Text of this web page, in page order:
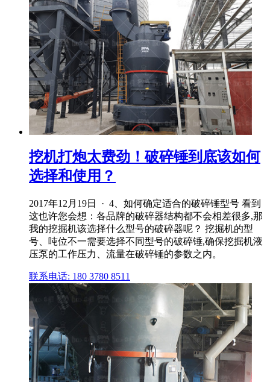
挖机打炮太费劲！破碎锤到底该如何
选择和使用？
2017年12月19日 · 4、如何确定适合的破碎锤型号 看到
这也许您会想：各品牌的破碎器结构都不会相差很多,那
我的挖掘机该选择什么型号的破碎器呢？ 挖掘机的型
号、吨位不一需要选择不同型号的破碎锤,确保挖掘机液
压泵的工作压力、流量在破碎锤的参数之内。
联系电话: 180 3780 8511